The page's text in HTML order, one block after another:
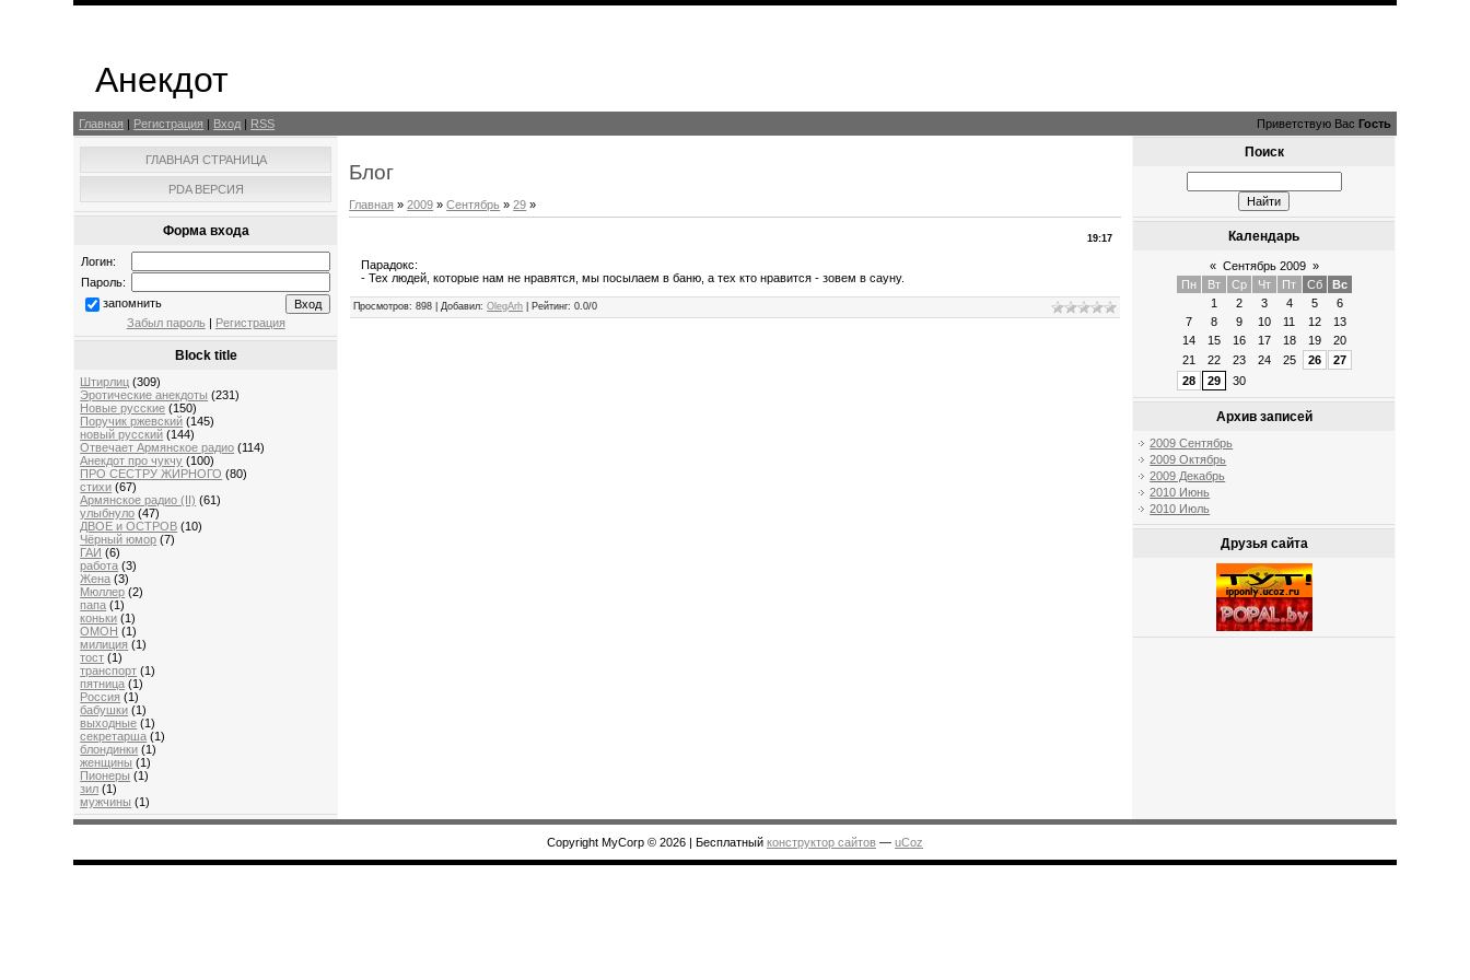
Анекдот
Главная | Регистрация | Вход | RSS Приветствую Вас Гость
ГЛАВНАЯ СТРАНИЦА
PDA ВЕРСИЯ
Форма входа
Логин:
Пароль:
запомнить
Забыл пароль | Регистрация
Block title
Штирлиц (309)
Эротические анекдоты (231)
Новые русские (150)
Поручик ржевский (145)
новый русский (144)
Отвечает Aрмянское радио (114)
Анекдот про чукчу (100)
ПРО СЕСТРУ ЖИРНОГО (80)
стихи (67)
Aрмянскоe радио (II) (61)
улыбнуло (47)
ДВОЕ и ОСТРОВ (10)
Чёрный юмор (7)
ГАИ (6)
работа (3)
Жена (3)
Мюллер (2)
папа (1)
коньки (1)
ОМОН (1)
милиция (1)
тост (1)
транспорт (1)
пятница (1)
Россия (1)
бабушки (1)
выходные (1)
секретарша (1)
блондинки (1)
женщины (1)
Пионеры (1)
зил (1)
мужчины (1)
Блог
Главная »2009 » Сентябрь » 29 »
19:17
Парадокс:
- Тех людей, которые нам не нравятся, мы посылаем в баню, а тех кто нравится - зовем в сауну.
Просмотров: 898 | Добавил:OlegArh Рейтинг:0.0/0
Поиск
Календарь
« Сентябрь 2009 »
Пн
Вт Ср Чт Пт Сб
Вс
1
2 3 4 5
6
7
8 9 10 11 12
13
14
15 16 17 18 19
20
21
22 23 24 25 26
27
28
29 30
Архив записей
2009 Сентябрь
2009 Октябрь
2009 Декабрь
2010 Июнь
2010 Июль
Друзья сайта
Copyright MyCorp © 2026 | Бесплатный конструктор сайтов — uCoz